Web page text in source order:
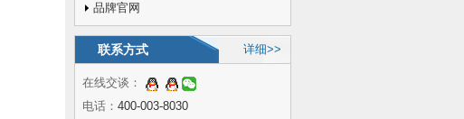
品牌官网
联系方式 详细>>
在线交谈：
电话： 400-003-8030